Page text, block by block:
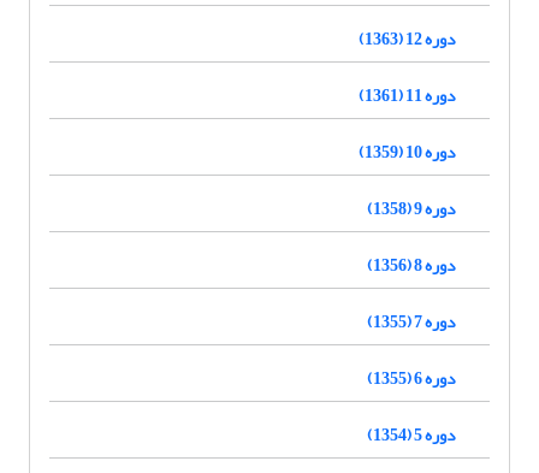
دوره 12 (1363)
دوره 11 (1361)
دوره 10 (1359)
دوره 9 (1358)
دوره 8 (1356)
دوره 7 (1355)
دوره 6 (1355)
دوره 5 (1354)